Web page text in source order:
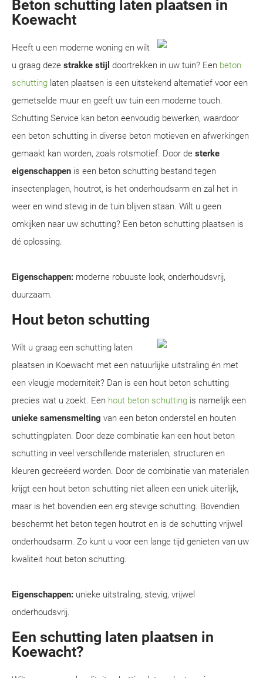
Beton schutting laten plaatsen in
Koewacht
Heeft u een moderne woning en wilt
u graag deze strakke stijl doortrekken in uw tuin? Een beton
schutting laten plaatsen is een uitstekend alternatief voor een
gemetselde muur en geeft uw tuin een moderne touch.
Schutting Service kan beton eenvoudig bewerken, waardoor
een beton schutting in diverse beton motieven en afwerkingen
gemaakt kan worden, zoals rotsmotief. Door de sterke
eigenschappen is een beton schutting bestand tegen
insectenplagen, houtrot, is het onderhoudsarm en zal het in
weer en wind stevig in de tuin blijven staan. Wilt u geen
omkijken naar uw schutting? Een beton schutting plaatsen is
dé oplossing.
Eigenschappen: moderne robuuste look, onderhoudsvrij,
duurzaam.
Hout beton schutting
Wilt u graag een schutting laten
plaatsen in Koewacht met een natuurlijke uitstraling én met
een vleugje moderniteit? Dan is een hout beton schutting
precies wat u zoekt. Een hout beton schutting is namelijk een
unieke samensmelting van een beton onderstel en houten
schuttingplaten. Door deze combinatie kan een hout beton
schutting in veel verschillende materialen, structuren en
kleuren gecreëerd worden. Door de combinatie van materialen
krijgt een hout beton schutting niet alleen een uniek uiterlijk,
maar is het bovendien een erg stevige schutting. Bovendien
beschermt het beton tegen houtrot en is de schutting vrijwel
onderhoudsarm. Zo kunt u voor een lange tijd genieten van uw
kwaliteit hout beton schutting.
Eigenschappen: unieke uitstraling, stevig, vrijwel
onderhoudsvrij.
Een schutting laten plaatsen in
Koewacht?